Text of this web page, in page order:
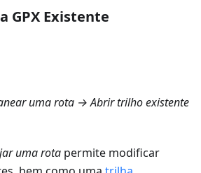
GPX Existente
uma rota → Abrir trilho existente
uma rota permite modificar